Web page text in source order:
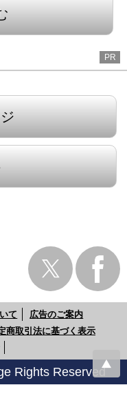
PR
て
広告のご案内
商取引法に基づく表示
Rights Reserved